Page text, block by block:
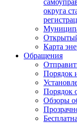
округа
Карта
Обращения
Порядок
Порядок
Обзоры